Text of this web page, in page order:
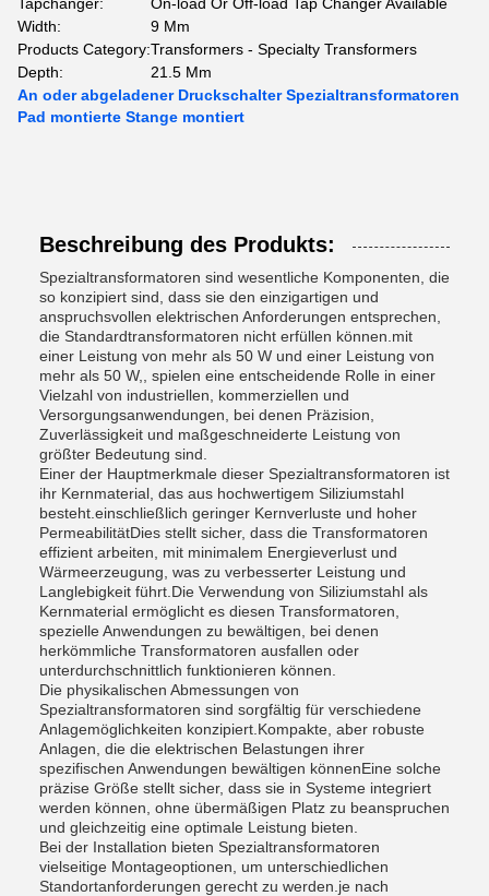
Width:
9 Mm
Products Category:Transformers - Specialty Transformers
Depth:
21.5 Mm
An oder abgeladener Druckschalter Spezialtransformatoren
Pad montierte Stange montiert
Beschreibung des Produkts:
Spezialtransformatoren sind wesentliche Komponenten, die
so konzipiert sind, dass sie den einzigartigen und
anspruchsvollen elektrischen Anforderungen entsprechen,
die Standardtransformatoren nicht erfüllen können.mit
einer Leistung von mehr als 50 W und einer Leistung von
mehr als 50 W,, spielen eine entscheidende Rolle in einer
Vielzahl von industriellen, kommerziellen und
Versorgungsanwendungen, bei denen Präzision,
Zuverlässigkeit und maßgeschneiderte Leistung von
größter Bedeutung sind.
Einer der Hauptmerkmale dieser Spezialtransformatoren ist
ihr Kernmaterial, das aus hochwertigem Siliziumstahl
besteht.einschließlich geringer Kernverluste und hoher
PermeabilitätDies stellt sicher, dass die Transformatoren
effizient arbeiten, mit minimalem Energieverlust und
Wärmeerzeugung, was zu verbesserter Leistung und
Langlebigkeit führt.Die Verwendung von Siliziumstahl als
Kernmaterial ermöglicht es diesen Transformatoren,
spezielle Anwendungen zu bewältigen, bei denen
herkömmliche Transformatoren ausfallen oder
unterdurchschnittlich funktionieren können.
Die physikalischen Abmessungen von
Spezialtransformatoren sind sorgfältig für verschiedene
Anlagemöglichkeiten konzipiert.Kompakte, aber robuste
Anlagen, die die elektrischen Belastungen ihrer
spezifischen Anwendungen bewältigen könnenEine solche
präzise Größe stellt sicher, dass sie in Systeme integriert
werden können, ohne übermäßigen Platz zu beanspruchen
und gleichzeitig eine optimale Leistung bieten.
Bei der Installation bieten Spezialtransformatoren
vielseitige Montageoptionen, um unterschiedlichen
Standortanforderungen gerecht zu werden.je nach